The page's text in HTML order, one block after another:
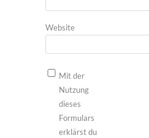
Website
Mit der
Nutzung
dieses
Formulars
erklärst du